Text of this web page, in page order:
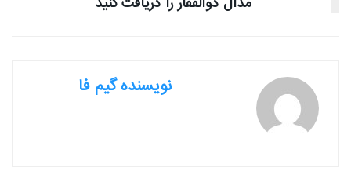
نویسنده گیم فا